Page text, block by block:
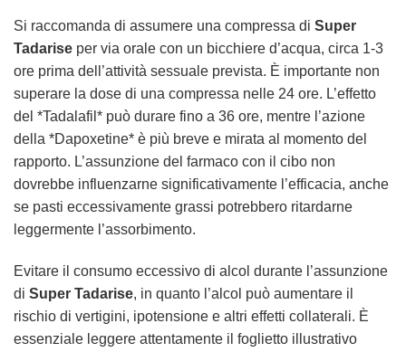
Si raccomanda di assumere una compressa di Super
Tadarise per via orale con un bicchiere d’acqua, circa 1-3
ore prima dell’attività sessuale prevista. È importante non
superare la dose di una compressa nelle 24 ore. L’effetto
del *Tadalafil* può durare fino a 36 ore, mentre l’azione
della *Dapoxetine* è più breve e mirata al momento del
rapporto. L’assunzione del farmaco con il cibo non
dovrebbe influenzarne significativamente l’efficacia, anche
se pasti eccessivamente grassi potrebbero ritardarne
leggermente l’assorbimento.
Evitare il consumo eccessivo di alcol durante l’assunzione
di Super Tadarise, in quanto l’alcol può aumentare il
rischio di vertigini, ipotensione e altri effetti collaterali. È
essenziale leggere attentamente il foglietto illustrativo